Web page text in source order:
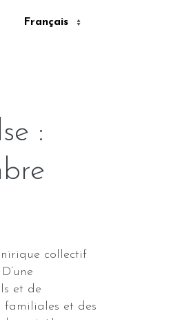
:
collectif
et de
familiales et des